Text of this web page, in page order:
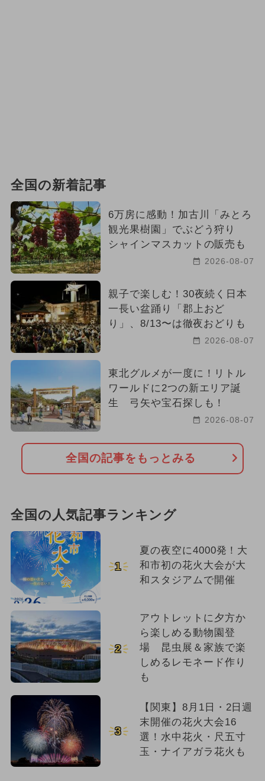
全国の新着記事
6万房に感動！加古川「みとろ
観光果樹園」でぶどう狩り
シャインマスカットの販売も
2026-08-07
親子で楽しむ！30夜続く日本
一長い盆踊り「郡上おど
り」、8/13〜は徹夜おどりも
2026-08-07
東北グルメが一度に！リトル
ワールドに2つの新エリア誕
生 弓矢や宝石探しも！
2026-08-07
全国の記事をもっとみる
全国の人気記事ランキング
1
夏の夜空に4000発！大
和市初の花火大会が大
和スタジアムで開催
2
アウトレットに夕方か
ら楽しめる動物園登
場 昆虫展＆家族で楽
しめるレモネード作り
も
3
【関東】8月1日・2日週
末開催の花火大会16
選！水中花火・尺五寸
玉・ナイアガラ花火も